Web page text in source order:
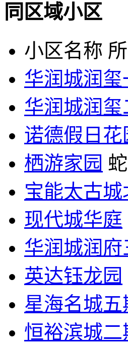
同区域小区
小区名称
华润城润玺
华润城润玺
诺德假日花
栖游家园
宝能太古城
现代城华庭
华润城润府
英达钰龙园
星海名城五
恒裕滨城二